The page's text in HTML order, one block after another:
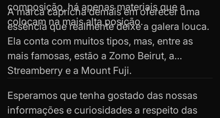
composição, há apenas materiais que a
colocam na mais alta posição.
A marca capricha demais em oferecer uma
essência que realmente deixe a galera louca.
Ela conta com muitos tipos, mas, entre as
mais famosas, estão a Zomo Beirut, a
Streamberry e a Mount Fuji.
Esperamos que tenha gostado das nossas
informações e curiosidades a respeito das